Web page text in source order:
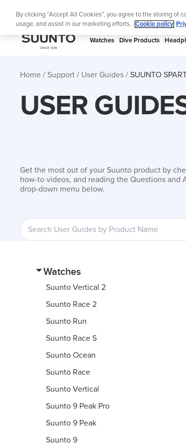
SUUNTO
Watches Dive Products
Home Support User Guides SUUNTO
USER
Get the most out of your Suunto product by
how-to videos, and reading the Questions and
drop-down menu below.
Watches
Suunto Vertical 2
Suunto Race 2
Suunto Run
Suunto Race S
Suunto Ocean
Suunto Race
Suunto Vertical
Suunto 9 Peak Pro
Suunto 9 Peak
Suunto 9
By clicking “Accept All Cookies”, you agree to the storing of
usage, and assist in our marketing efforts.
Cookie policy